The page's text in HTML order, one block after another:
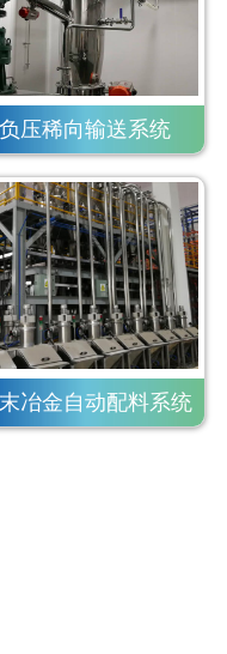
负压稀向输送系统
冶金自动配料系统